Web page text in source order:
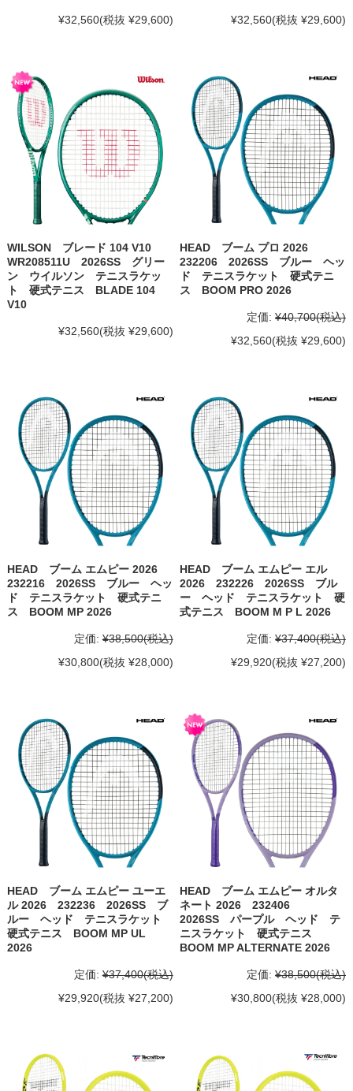
¥32,560(税抜 ¥29,600) ¥32,560(税抜 ¥29,600)
WILSON ブレード 104 V10
WR208511U 2026SS グリー
ン ウイルソン テニスラケッ
ト 硬式テニス BLADE 104
V10
¥32,560(税抜 ¥29,600)
HEAD ブーム プロ 2026
232206 2026SS ブルー ヘッ
ド テニスラケット 硬式テニ
ス BOOM PRO 2026
定価: ¥40,700(税込)
¥32,560(税抜 ¥29,600)
HEAD ブーム エムピー 2026
232216 2026SS ブルー ヘッ
ド テニスラケット 硬式テニ
ス BOOM MP 2026
定価: ¥38,500(税込)
¥30,800(税抜 ¥28,000)
HEAD ブーム エムピー エル
2026 232226 2026SS ブル
ー ヘッド テニスラケット 硬
式テニス BOOM M P L 2026
定価: ¥37,400(税込)
¥29,920(税抜 ¥27,200)
HEAD ブーム エムピー ユーエ
ル 2026 232236 2026SS ブ
ルー ヘッド テニスラケット
硬式テニス BOOM MP UL
2026
定価: ¥37,400(税込)
¥29,920(税抜 ¥27,200)
HEAD ブーム エムピー オルタ
ネート 2026 232406
2026SS パープル ヘッド テ
ニスラケット 硬式テニス
BOOM MP ALTERNATE 2026
定価: ¥38,500(税込)
¥30,800(税抜 ¥28,000)